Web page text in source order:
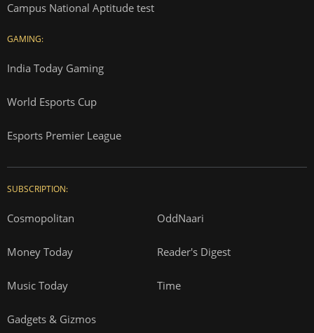
Campus National Aptitude test
GAMING:
India Today Gaming
World Esports Cup
Esports Premier League
SUBSCRIPTION:
Cosmopolitan OddNaari
Money Today Reader's Digest
Music Today Time
Gadgets & Gizmos